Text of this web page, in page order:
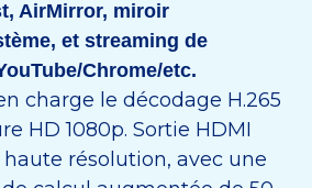
AirMirror, miroir
et streaming de
Chrome/etc.
charge le décodage H.265
HD 1080p. Sortie HDMI
résolution, avec une